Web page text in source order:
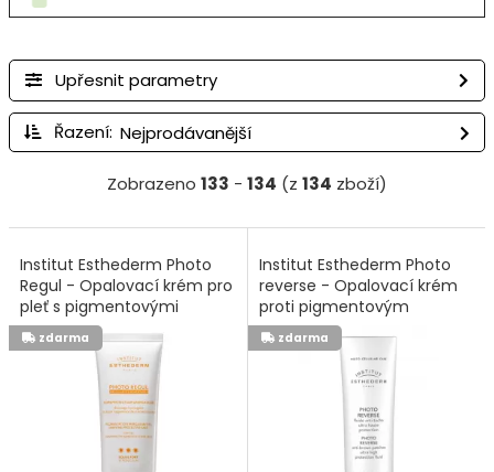
Upřesnit parametry
Řazení:
Zobrazeno 133 - 134 (z 134 zboží)
Institut Esthederm Photo
Regul - Opalovací krém pro
pleť s pigmentovými
skvrnami 50ml
zdarma
Institut Esthederm Photo
reverse - Opalovací krém
proti pigmentovým
skvrnám 50ml
zdarma